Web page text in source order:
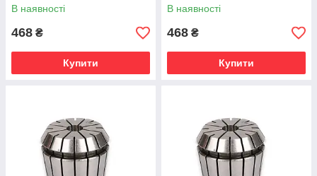
В наявності
468 ₴
Купити
В наявності
468 ₴
Купити